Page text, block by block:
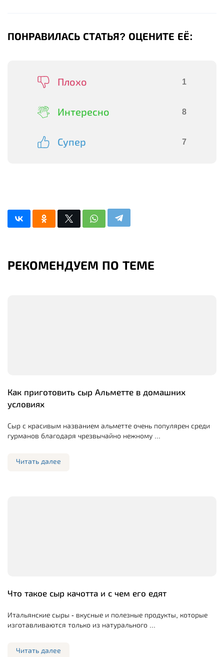
ПОНРАВИЛАСЬ СТАТЬЯ? ОЦЕНИТЕ ЕЁ:
Плохо 1
Интересно 8
Супер 7
РЕКОМЕНДУЕМ ПО ТЕМЕ
Как приготовить сыр Альметте в домашних
условиях
Сыр с красивым названием альметте очень популярен среди
гурманов благодаря чрезвычайно нежному ...
Читать далее
Что такое сыр качотта и с чем его едят
Итальянские сыры - вкусные и полезные продукты, которые
изготавливаются только из натурального ...
Читать далее